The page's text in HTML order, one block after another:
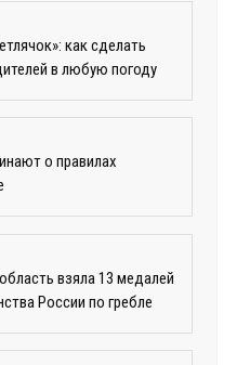
как сделать
в любую погоду
о правилах
взяла 13 медалей
России по гребле